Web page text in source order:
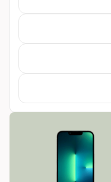
Opslagcapaciteit: